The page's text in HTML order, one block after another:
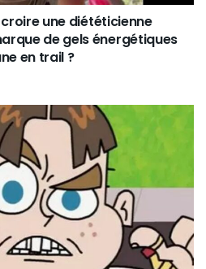
une diététicienne
de gels énergétiques
en trail ?